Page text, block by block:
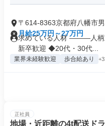
〒614-8363京都府八幡市
月給25万円～27万円
求めている人材 ―――人柄
新卒歓迎 ◆20代・30代...
業界未経験歓迎 歩合給あり
正社員
地場・近距離の4t配送ド